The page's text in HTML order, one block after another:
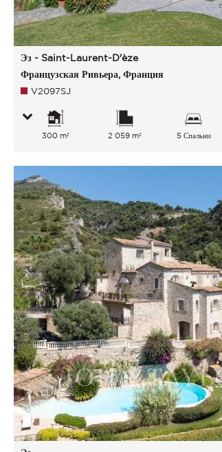
Эз - Saint-Laurent-D'èze
Французская Ривьера, Франция
V2097SJ
300 m² 2 059 m² 5 Спальни